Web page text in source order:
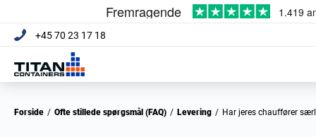
+45 70 23 17 18
Forside / Ofte stillede spørgsmål (FAQ) / Levering / Har jeres chauffører